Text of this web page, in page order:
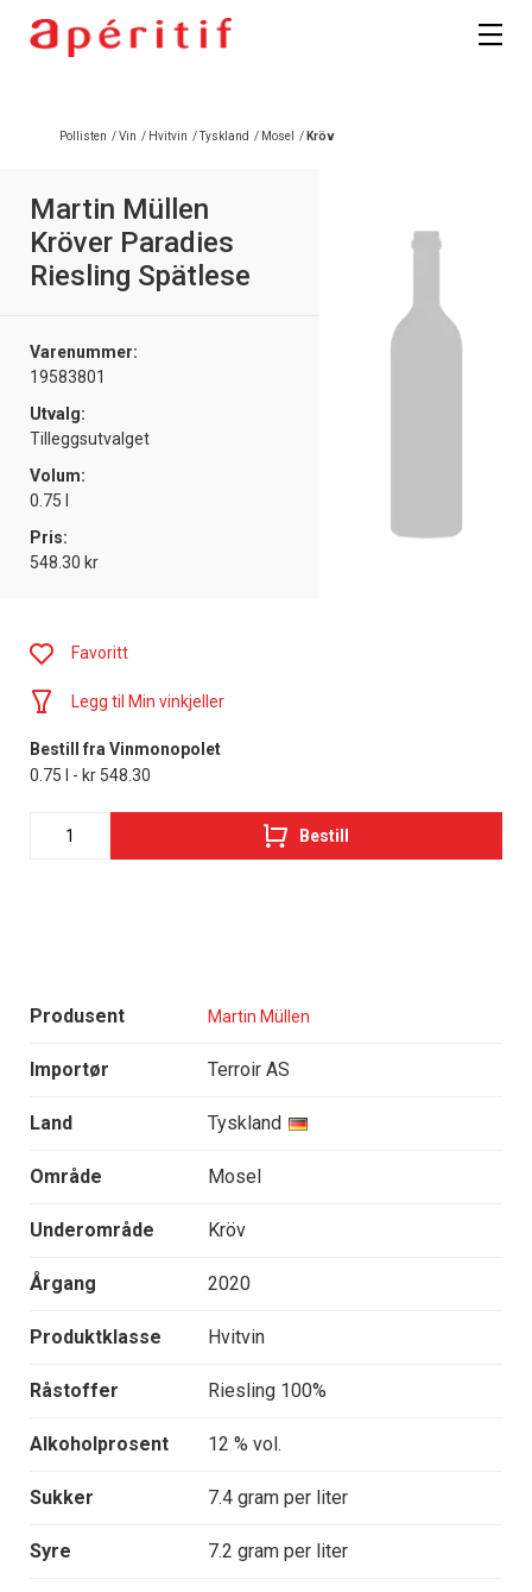
Pollisten /Vin / Hvitvin /Tyskland / Mosel / Kröv
Martin Müllen
Kröver Paradies
Riesling Spätlese
Varenummer:
19583801
Utvalg:
Tilleggsutvalget
Volum:
0.75 l
Pris:
548.30 kr
Produsent Martin Müllen
Importør Terroir AS
Land Tyskland
Område Mosel
Underområde Kröv
Årgang 2020
Produktklasse Hvitvin
Råstoffer Riesling 100%
Alkoholprosent 12 % vol.
Sukker 7.4 gram per liter
Syre 7.2 gram per liter
Favoritt
Legg til Min vinkjeller
Bestill fra Vinmonopolet
0.75 l - kr 548.30
Bestill